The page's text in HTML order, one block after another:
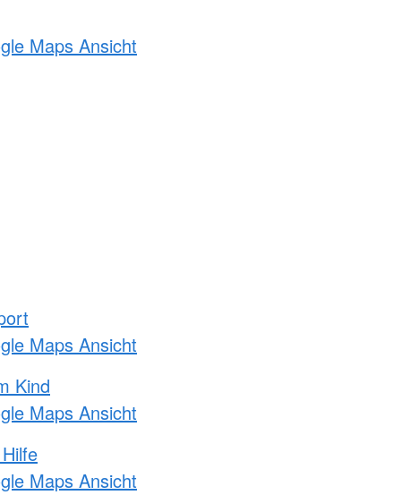
Maps Ansicht
Maps Ansicht
Kind
Maps Ansicht
Maps Ansicht